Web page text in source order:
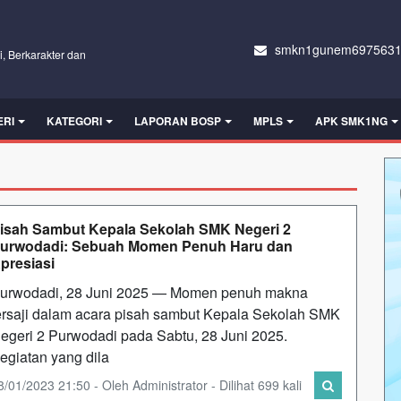
Berkarakter dan
KATEGORI LAPORAN BOSP MPLS APK SMK1NG
Sambut Kepala Sekolah SMK Negeri 2
Sebuah Momen Penuh Haru dan
28 Juni 2025 — Momen penuh makna
dalam acara pisah sambut Kepala Sekolah SMK
2 Purwodadi pada Sabtu, 28 Juni 2025.
yang dila
01/2023 21:50 - Oleh Administrator - Dilihat 699 kali